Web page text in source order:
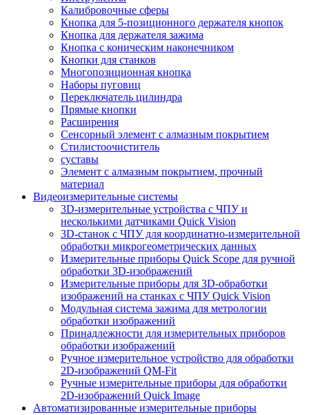
Калибровочные сферы
Кнопка для 5-позиционного держателя кнопок
Кнопка для держателя зажима
Кнопка с коническим наконечником
Кнопки для станков
Многопозиционная кнопка
Наборы пуговиц
Переключатель цилиндра
Прямые кнопки
Расширения
Сенсорный элемент с алмазным покрытием
Стилистоочиститель
суставы
Элемент с алмазным покрытием, прочный
материал
Видеоизмерительные системы
3D-измерительные устройства с ЧПУ и
несколькими датчиками Quick Vision
3D-станок с ЧПУ для координатно-измерительной
обработки микрогеометрических данных
Измерительные приборы Quick Scope для ручной
обработки 3D-изображений
Измерительные приборы для 3D-обработки
изображений на станках с ЧПУ Quick Vision
Модульная система зажима для метрологии
обработки изображений
Принадлежности для измерительных приборов
обработки изображений
Ручное измерительное устройство для обработки
2D-изображений QM-Fit
Ручные измерительные приборы для обработки
2D-изображений Quick Image
Автоматизированные измерительные приборы